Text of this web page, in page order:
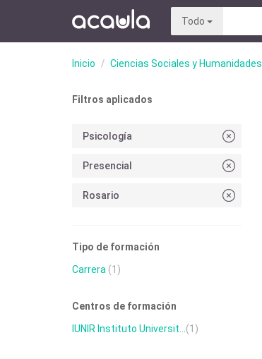
Todo
Inicio Ciencias Sociales y Humanidades
Filtros aplicados
Psicología
Presencial
Rosario
Tipo de formación
Carrera (1)
Centros de formación
IUNIR Instituto Universit... (1)